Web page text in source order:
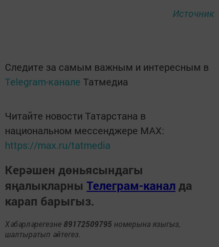
Источник
Следите за самым важным и интересным в
Telegram-канале Татмедиа
Читайте новости Татарстана в
национальном мессенджере MАХ:
https://max.ru/tatmedia
Керәшен дөньясындагы
яңалыкларны Телеграм-канал да
карап барыгыз.
Хәбәрләрегезне 89172509795 номерына языгыз,
шалтыратып әйтегез.